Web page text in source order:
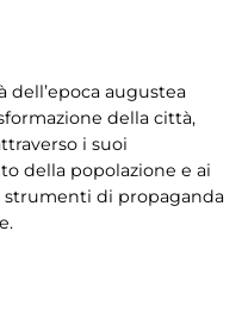
dell’epoca augustea
della città,
i suoi
della popolazione e ai
di propaganda